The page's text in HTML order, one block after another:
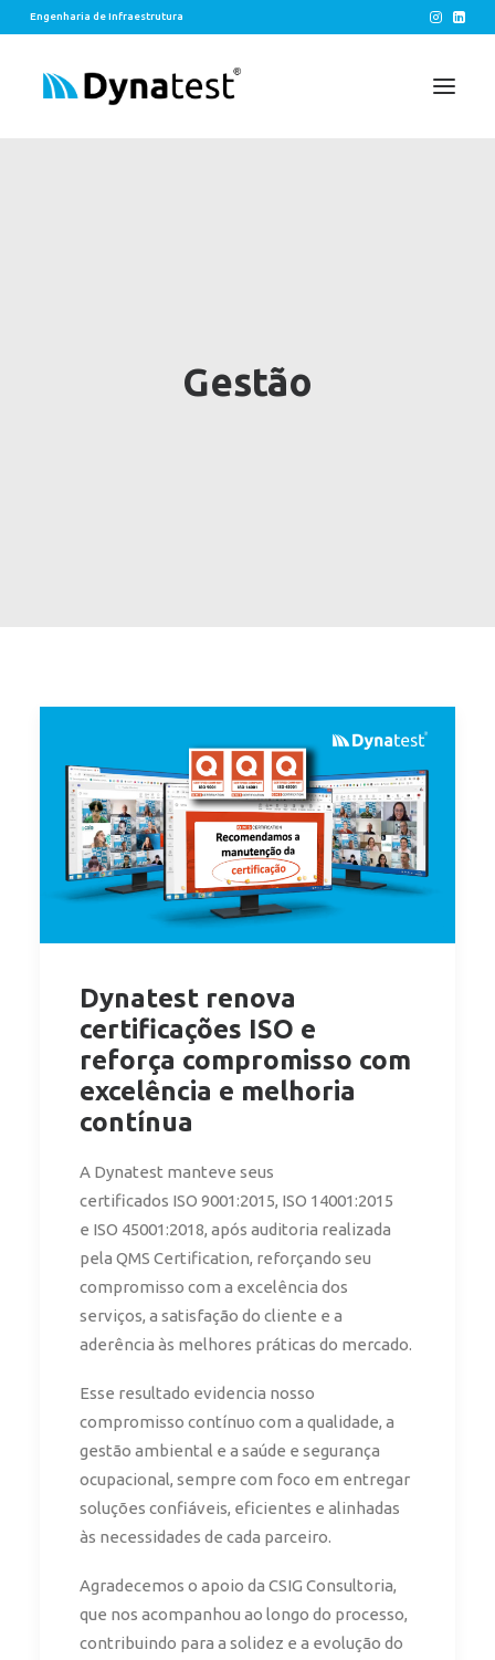
Engenharia de Infraestrutura
Gestão
Dynatest renova
certificações ISO e
reforça compromisso com
excelência e melhoria
contínua
A Dynatest manteve seus
certificados ISO 9001:2015, ISO 14001:2015
e ISO 45001:2018, após auditoria realizada
pela QMS Certification, reforçando seu
compromisso com a excelência dos
serviços, a satisfação do cliente e a
aderência às melhores práticas do mercado.
Esse resultado evidencia nosso
compromisso contínuo com a qualidade, a
gestão ambiental e a saúde e segurança
ocupacional, sempre com foco em entregar
soluções confiáveis, eficientes e alinhadas
às necessidades de cada parceiro.
Agradecemos o apoio da CSIG Consultoria,
que nos acompanhou ao longo do processo,
contribuindo para a solidez e a evolução do